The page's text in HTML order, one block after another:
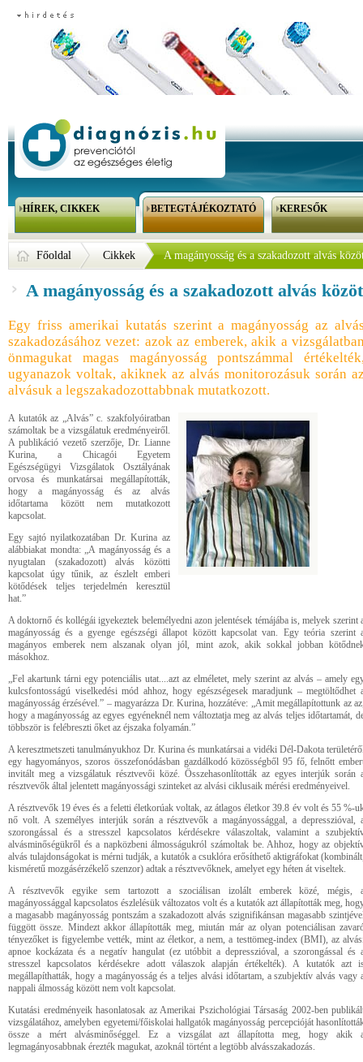
HÍREK, CIKKEK BETEGTÁJÉKOZTATÓ KERESŐK
Főoldal Cikkek A magányosság és a szakadozott alvás
A magányosság és a szakadozott alvás
Egy friss amerikai kutatás szerint a magányosság az
szakadozásához vezet: azok az emberek, akik a
önmagukat magas magányosság pontszámmal
ugyanazok voltak, akiknek az alvás monitorozásuk során
alvásuk a legszakadozottabbnak mutatkozott.
A kutatók az „Alvás” c. szakfolyóiratban
számoltak be a vizsgálatuk eredményeiről.
A publikáció vezető szerzője, Dr. Lianne
Kurina, a Chicagói Egyetem
Egészségügyi Vizsgálatok Osztályának
orvosa és munkatársai megállapították,
hogy a magányosság és az alvás
időtartama között nem mutatkozott
kapcsolat.
Egy sajtó nyilatkozatában Dr. Kurina az
alábbiakat mondta: „A magányosság és a
nyugtalan (szakadozott) alvás közötti
kapcsolat úgy tűnik, az észlelt emberi
kötődések teljes terjedelmén keresztül
hat.”
A doktornő és kollégái igyekeztek belemélyedni azon jelentések témájába is, melyek szerint
magányosság és a gyenge egészségi állapot között kapcsolat van. Egy teória szerint
magányos emberek nem alszanak olyan jól, mint azok, akik sokkal jobban
másokhoz.
„Fel akartunk tárni egy potenciális utat....azt az elméletet, mely szerint az alvás – amely
kulcsfontosságú viselkedési mód ahhoz, hogy egészségesek maradjunk – megtöltődhet
magányosság érzésével.” – magyarázza Dr. Kurina, hozzátéve: „Amit megállapítottunk az
hogy a magányosság az egyes egyéneknél nem változtatja meg az alvás teljes időtartamát,
többször is felébreszti őket az éjszaka folyamán.”
A keresztmetszeti tanulmányukhoz Dr. Kurina és munkatársai a vidéki Dél-Dakota
egy hagyományos, szoros összefonódásban gazdálkodó közösségből 95 fő, felnőtt
invitált meg a vizsgálatuk résztvevői közé. Összehasonlították az egyes interjúk során
résztvevők által jelentett magányossági szinteket az alvási ciklusaik mérési eredményeivel.
A résztvevők 19 éves és a feletti életkorúak voltak, az átlagos életkor 39.8 év volt és 55 %-
nő volt. A személyes interjúk során a résztvevők a magányossággal, a depresszióval,
szorongással és a stresszel kapcsolatos kérdésekre válaszoltak, valamint a
alvásminőségükről és a napközbeni álmosságukról számoltak be. Ahhoz, hogy az
alvás tulajdonságokat is mérni tudják, a kutatók a csuklóra erősíthető aktigráfokat
kisméretű mozgásérzékelő szenzor) adtak a résztvevőknek, amelyet egy héten át viseltek.
A résztvevők egyike sem tartozott a szociálisan izolált emberek közé, mégis,
magányossággal kapcsolatos észlelésük változatos volt és a kutatók azt állapították meg,
a magasabb magányosság pontszám a szakadozott alvás szignifikánsan magasabb
függött össze. Mindezt akkor állapították meg, miután már az olyan potenciálisan
tényezőket is figyelembe vették, mint az életkor, a nem, a testtömeg-index (BMI), az
apnoe kockázata és a negatív hangulat (ez utóbbit a depresszióval, a szorongással és
stresszel kapcsolatos kérdésekre adott válaszok alapján értékelték). A kutatók azt
megállapíthatták, hogy a magányosság és a teljes alvási időtartam, a szubjektív alvás vagy
nappali álmosság között nem volt kapcsolat.
Kutatási eredményeik hasonlatosak az Amerikai Pszichológiai Társaság 2002-ben
vizsgálatához, amelyben egyetemi/főiskolai hallgatók magányosság percepcióját
össze a mért alvásminőséggel. Ez a vizsgálat azt állapította meg, hogy akik
legmagányosabbnak érezték magukat, azoknál történt a legtöbb alvásszakadozás.